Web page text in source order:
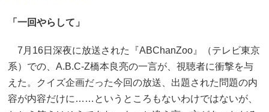
「一回やらして」
7月16日深夜に放送された『ABChanZoo』（テレビ東京
系）での、A.B.C-Z橋本良亮の一言が、視聴者に衝撃を与
えた。クイズ企画だった今回の放送、出題された問題の内
容が内容だけに……というところもないわけではないが、